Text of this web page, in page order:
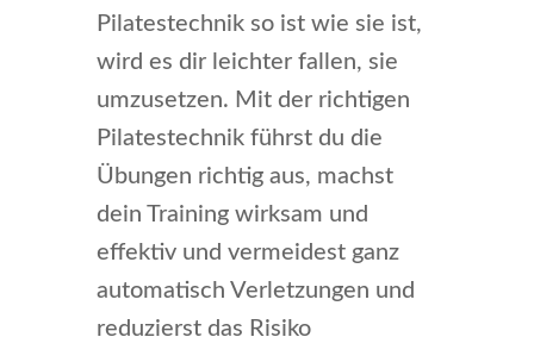
Pilatestechnik so ist wie sie ist,
wird es dir leichter fallen, sie
umzusetzen. Mit der richtigen
Pilatestechnik führst du die
Übungen richtig aus, machst
dein Training wirksam und
effektiv und vermeidest ganz
automatisch Verletzungen und
reduzierst das Risiko